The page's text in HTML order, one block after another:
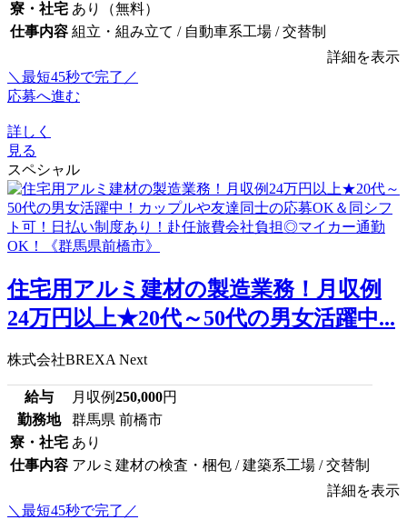
寮・社宅 あり（無料）
仕事内容 組立・組み立て / 自動車系工場 / 交替制
詳細を表示
＼最短45秒で完了／
応募へ進む
詳しく
見る
スペシャル
住宅用アルミ建材の製造業務！月収例
24万円以上★20代～50代の男女活躍中...
株式会社BREXA Next
給与 月収例250,000円
勤務地
群馬県 前橋市
寮・社宅 あり
仕事内容 アルミ建材の検査・梱包 / 建築系工場 / 交替制
詳細を表示
＼最短45秒で完了／